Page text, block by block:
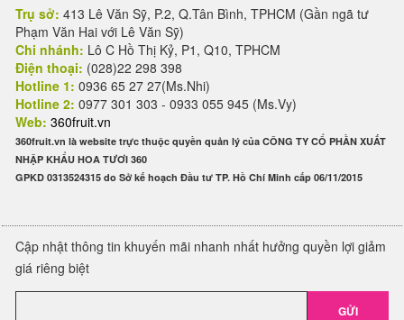
Trụ sở: 413 Lê Văn Sỹ, P.2, Q.Tân Bình, TPHCM (Gần ngã tư
Phạm Văn Hai với Lê Văn Sỹ)
Chi nhánh: Lô C Hồ Thị Kỷ, P1, Q10, TPHCM
Điện thoại: (028)22 298 398
Hotline 1: 0936 65 27 27(Ms.Nhi)
Hotline 2: 0977 301 303 - 0933 055 945 (Ms.Vy)
Web: 360fruit.vn
360fruit.vn là website trực thuộc quyền quản lý của CÔNG TY CỔ PHẦN XUẤT
NHẬP KHẨU HOA TƯƠI 360
GPKD 0313524315 do Sở kế hoạch Đầu tư TP. Hồ Chí Minh cấp 06/11/2015
Cập nhật thông tin khuyến mãi nhanh nhất hưởng quyền lợi giảm
giá riêng biệt
GỬI